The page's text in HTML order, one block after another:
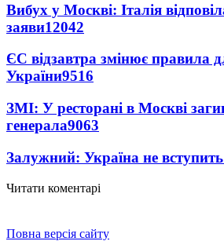
Вибух у Москві: Італія
заяви12042
ЄС відзавтра змінює правила
України9516
ЗМІ: У ресторані в Москві
генерала9063
Залужний: Україна не
Читати коментарі
Повна версія сайту